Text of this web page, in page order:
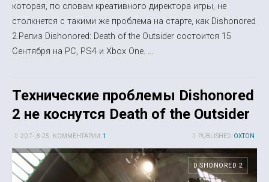
которая, по словам креативного директора игры, не
столкнется с такими же проблема на старте, как Dishonored
2.Релиз Dishonored: Death of the Outsider состоится 15
Сентября на PC, PS4 и Xbox One. ...
Технические проблемы Dishonored
2 не коснутся Death of the Outsider
PUBLISHED: OXTON
20 7-, 8-25 КОММЕНТАРИИ: 1
DISHONORED 2